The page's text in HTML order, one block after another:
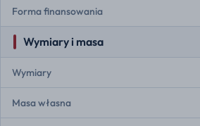
Forma finansowania
Wymiary i masa
Wymiary
Masa własna